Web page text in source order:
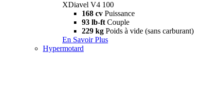
XDiavel V4 100
168 cv Puissance
93 lb-ft Couple
229 kg Poids à vide (sans carburant)
En Savoir Plus
Hypermotard